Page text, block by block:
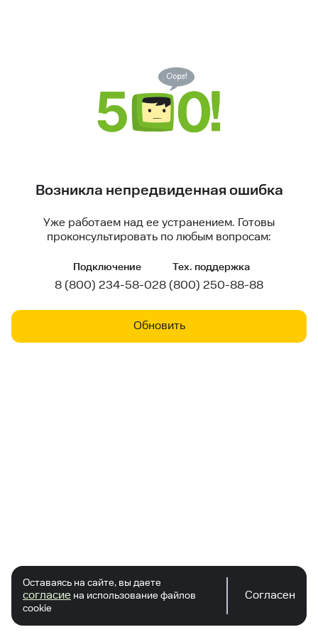
Возникла непредвиденная ошибка
Уже работаем над ее устранением. Готовы
проконсультировать по любым вопросам:
Подключение
8 (800) 234-58-02
Тех. поддержка
8 (800) 250-88-88
Обновить
Оставаясь на сайте, вы даете
согласие на использование файлов
cookie
Согласен